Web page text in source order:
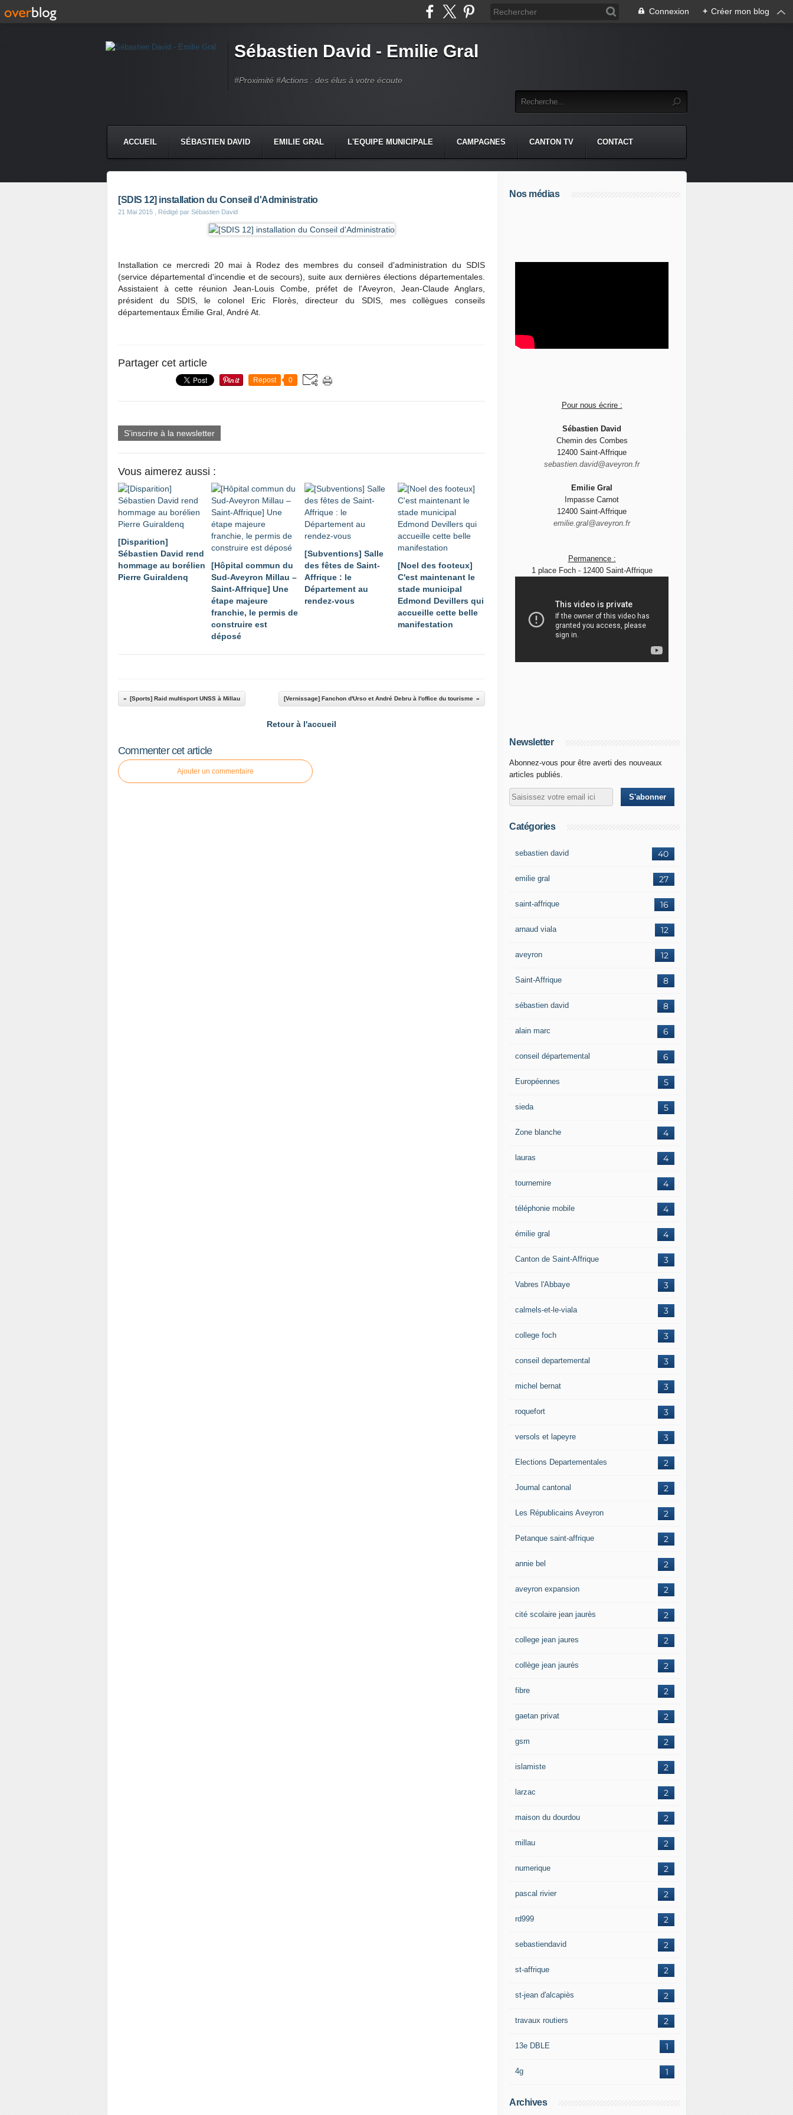
Connexion + Créer mon blog
Sébastien David - Emilie Gral
#Proximité #Actions : des élus à votre écoute
ACCUEIL SÉBASTIEN DAVID EMILIE GRAL L'EQUIPE MUNICIPALE CAMPAGNES CANTON TV CONTACT
[SDIS 12] installation du Conseil d'Administratio
21 Mai 2015 , Rédigé par Sébastien David
Installation ce mercredi 20 mai à Rodez des membres du conseil d'administration du SDIS
(service départemental d'incendie et de secours), suite aux dernières élections départementales.
Assistaient à cette réunion Jean-Louis Combe, préfet de l'Aveyron, Jean-Claude Anglars,
président du SDIS, le colonel Eric Florès, directeur du SDIS, mes collègues conseils
départementaux Émilie Gral, André At.
Partager cet article
Repost 0
S'inscrire à la newsletter
Vous aimerez aussi :
[Disparition]
Sébastien David rend
hommage au borélien
Pierre Guiraldenq
[Hôpital commun du
Sud-Aveyron Millau –
Saint-Affrique] Une
étape majeure
franchie, le permis de
construire est
déposé
[Subventions] Salle
des fêtes de Saint-
Affrique : le
Département au
rendez-vous
[Noel des footeux]
C'est maintenant le
stade municipal
Edmond Devillers qui
accueille cette belle
manifestation
[Sports] Raid multisport UNSS à Millau [Vernissage] Fanchon d'Urso et André Debru à l'office du tourisme
Retour à l'accueil
Commenter cet article
Ajouter un commentaire
Nos médias
Pour nous écrire :
Sébastien David
Chemin des Combes
12400 Saint-Affrique
sebastien.david@aveyron.fr
Emilie Gral
Impasse Carnot
12400 Saint-Affrique
emilie.gral@aveyron.fr
Permanence :
1 place Foch - 12400 Saint-Affrique
Newsletter
Abonnez-vous pour être averti des nouveaux
articles publiés.
Catégories
40
sebastien david
27
emilie gral
16
saint-affrique
12
arnaud viala
12
aveyron
8
Saint-Affrique
8
sébastien david
6
alain marc
6
conseil départemental
5
Européennes
5
sieda
4
Zone blanche
4
lauras
4
tournemire
4
téléphonie mobile
4
émilie gral
3
Canton de Saint-Affrique
3
Vabres l'Abbaye
3
calmels-et-le-viala
3
college foch
3
conseil departemental
3
michel bernat
3
roquefort
3
versols et lapeyre
2
Elections Departementales
2
Journal cantonal
2
Les Républicains Aveyron
2
Petanque saint-affrique
2
annie bel
2
aveyron expansion
2
cité scolaire jean jaurès
2
college jean jaures
2
collège jean jaurès
2
fibre
2
gaetan privat
2
gsm
2
islamiste
2
larzac
2
maison du dourdou
2
millau
2
numerique
2
pascal rivier
2
rd999
2
sebastiendavid
2
st-affrique
2
st-jean d'alcapiès
2
travaux routiers
1
13e DBLE
1
4g
Archives